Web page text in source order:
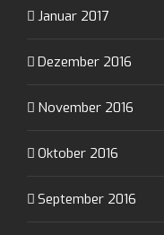
Januar 2017
Dezember 2016
November 2016
Oktober 2016
September 2016